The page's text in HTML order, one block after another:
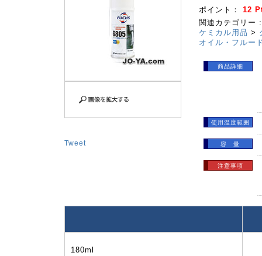
Tweet
ポイント： 12
関連カテゴリー :
ケミカル用品 >
オイル・フルー
商品詳細
使用温度範囲
容 量
注意事項
180ml